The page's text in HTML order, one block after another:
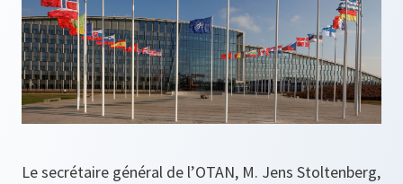
Le secrétaire général de l’OTAN, M. Jens Stoltenberg,